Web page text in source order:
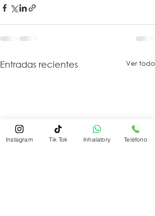
Entradas recientes Ver todo
Instagram Tik Tok Inhalatory Teléfono